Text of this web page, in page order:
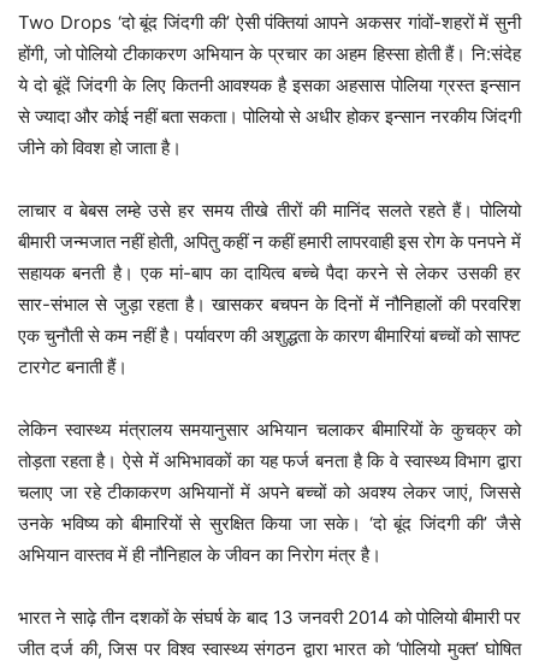
Two Drops ‘दो बूंद जिंदगी की’ ऐसी पंक्तियां आपने अकसर गांवों-शहरों में सुनी
होंगी, जो पोलियो टीकाकरण अभियान के प्रचार का अहम हिस्सा होती हैं। नि:संदेह
ये दो बूंदें जिंदगी के लिए कितनी आवश्यक है इसका अहसास पोलिया ग्रस्त इन्सान
से ज्यादा और कोई नहीं बता सकता। पोलियो से अधीर होकर इन्सान नरकीय जिंदगी
जीने को विवश हो जाता है।
लाचार व बेबस लम्हे उसे हर समय तीखे तीरों की मानिंद सलते रहते हैं। पोलियो
बीमारी जन्मजात नहीं होती, अपितु कहीं न कहीं हमारी लापरवाही इस रोग के पनपने में
सहायक बनती है। एक मां-बाप का दायित्व बच्चे पैदा करने से लेकर उसकी हर
सार-संभाल से जुड़ा रहता है। खासकर बचपन के दिनों में नौनिहालों की परवरिश
एक चुनौती से कम नहीं है। पर्यावरण की अशुद्धता के कारण बीमारियां बच्चों को साफ्ट
टारगेट बनाती हैं।
लेकिन स्वास्थ्य मंत्रालय समयानुसार अभियान चलाकर बीमारियों के कुचक्र को
तोड़ता रहता है। ऐसे में अभिभावकों का यह फर्ज बनता है कि वे स्वास्थ्य विभाग द्वारा
चलाए जा रहे टीकाकरण अभियानों में अपने बच्चों को अवश्य लेकर जाएं, जिससे
उनके भविष्य को बीमारियों से सुरक्षित किया जा सके। ‘दो बूंद जिंदगी की’ जैसे
अभियान वास्तव में ही नौनिहाल के जीवन का निरोग मंत्र है।
भारत ने साढ़े तीन दशकों के संघर्ष के बाद 13 जनवरी 2014 को पोलियो बीमारी पर
जीत दर्ज की, जिस पर विश्व स्वास्थ्य संगठन द्वारा भारत को ‘पोलियो मुक्त’ घोषित